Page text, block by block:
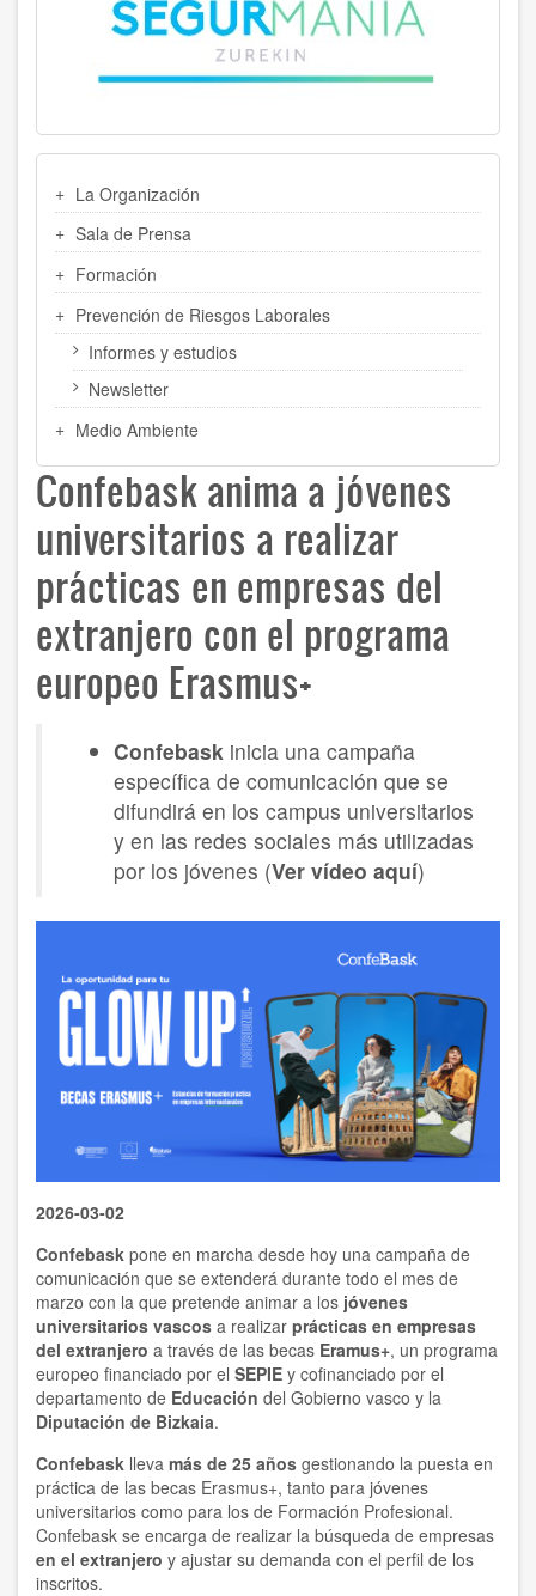
LATERAL
La Organización
Sala de Prensa
Formación
Prevención de Riesgos Laborales
Informes y estudios
Newsletter
Medio Ambiente
Confebask anima a jóvenes
universitarios a realizar
prácticas en empresas del
extranjero con el programa
europeo Erasmus+
Confebask inicia una campaña
específica de comunicación que se
difundirá en los campus universitarios
y en las redes sociales más utilizadas
por los jóvenes (Ver vídeo aquí)
2026-03-02
Confebask pone en marcha desde hoy una campaña de
comunicación que se extenderá durante todo el mes de
marzo con la que pretende animar a los jóvenes
universitarios vascos a realizar prácticas en empresas
del extranjero a través de las becas Eramus+, un programa
europeo financiado por el SEPIE y cofinanciado por el
departamento de Educación del Gobierno vasco y la
Diputación de Bizkaia.
Confebask lleva más de 25 años gestionando la puesta en
práctica de las becas Erasmus+, tanto para jóvenes
universitarios como para los de Formación Profesional.
Confebask se encarga de realizar la búsqueda de empresas
en el extranjero y ajustar su demanda con el perfil de los
inscritos.